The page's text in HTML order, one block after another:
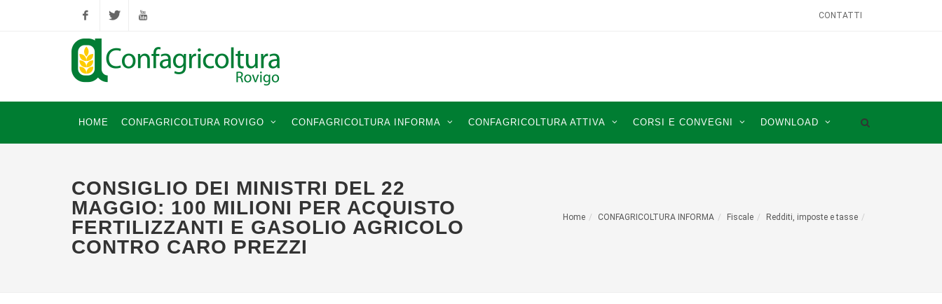
FacebookTwitter YouTube
CONTATTI
HOME CONFAGRICOLTURA ROVIGO CONFAGRICOLTURA INFORMA CONFAGRICOLTURA ATTIVA CORSI E CONVEGNI DOWNLOAD
CONSIGLIO DEI MINISTRI DEL 22
MAGGIO: 100 MILIONI PER ACQUISTO
FERTILIZZANTI E GASOLIO AGRICOLO
CONTRO CARO PREZZI
Home CONFAGRICOLTURA INFORMA Fiscale Redditi, imposte e tasse